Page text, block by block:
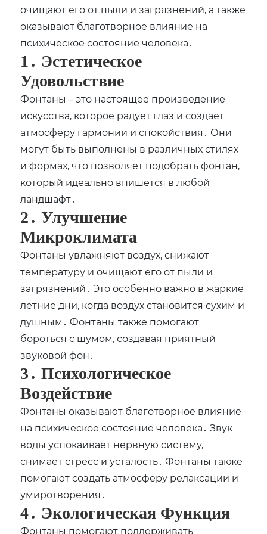
очищают его от пыли и загрязнений, а также
оказывают благотворное влияние на
психическое состояние человека․
1․ Эстетическое
Удовольствие
Фонтаны – это настоящее произведение
искусства, которое радует глаз и создает
атмосферу гармонии и спокойствия․ Они
могут быть выполнены в различных стилях
и формах, что позволяет подобрать фонтан,
который идеально впишется в любой
ландшафт․
2․ Улучшение
Микроклимата
Фонтаны увлажняют воздух, снижают
температуру и очищают его от пыли и
загрязнений․ Это особенно важно в жаркие
летние дни, когда воздух становится сухим и
душным․ Фонтаны также помогают
бороться с шумом, создавая приятный
звуковой фон․
3․ Психологическое
Воздействие
Фонтаны оказывают благотворное влияние
на психическое состояние человека․ Звук
воды успокаивает нервную систему,
снимает стресс и усталость․ Фонтаны также
помогают создать атмосферу релаксации и
умиротворения․
4․ Экологическая Функция
Фонтаны помогают поддерживать